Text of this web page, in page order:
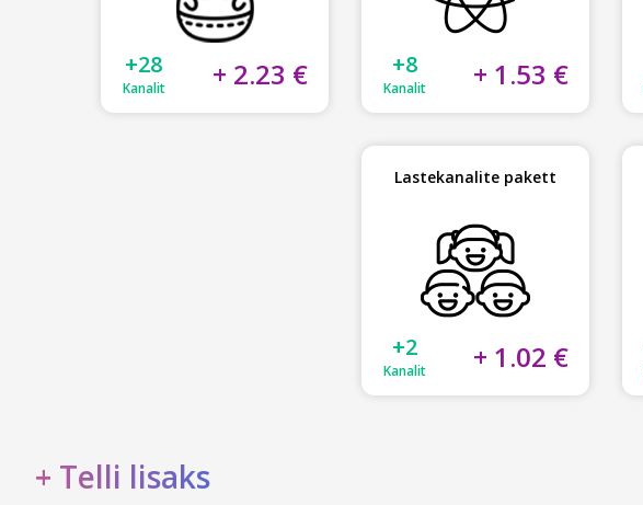
+28
Kanalit + 2.23 € +8
Kanalit + 1.53 €
Lastekanalite pakett
+2
Kanalit + 1.02 €
+ Telli lisaks